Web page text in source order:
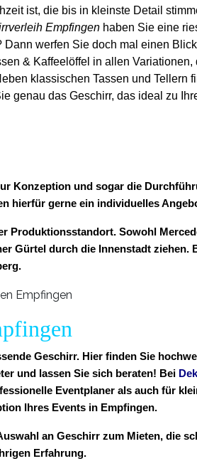
ist, die bis in kleinste Detail
Empfingenhaben Sie eine
werfen Sie doch mal einen
& Kaffeelöffel in allen Variationen,
klassischen Tassen und Tellern
genau das Geschirr, das ideal zu
Konzeption und sogar die
hierfür gerne ein individuelles
Produktionsstandort. Sowohl
Gürtel durch die Innenstadt ziehen.
Geschirr. Hier finden Sie
und lassen Sie sich beraten! Bei
Eventplaner als auch für
Ihres Events in Empfingen.
an Geschirr zum Mieten, die
Erfahrung.